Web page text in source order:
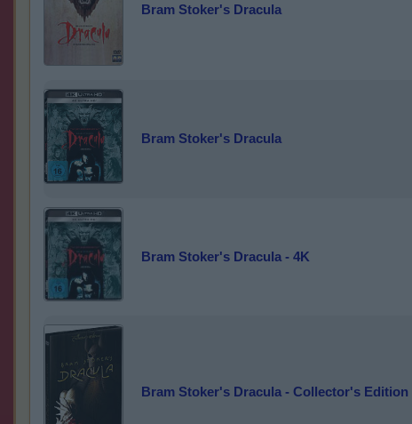
Bram Stoker's Dracula
Bram Stoker's Dracula
Bram Stoker's Dracula - 4K
Bram Stoker's Dracula - Collector's Edition